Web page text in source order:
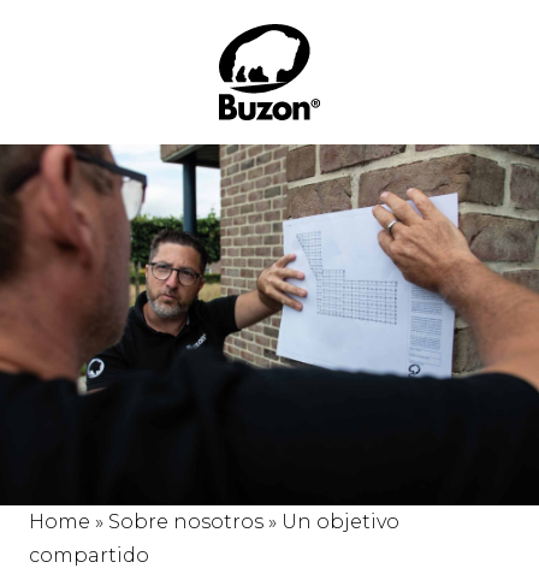
Home » Sobre nosotros » Un objetivo
compartido